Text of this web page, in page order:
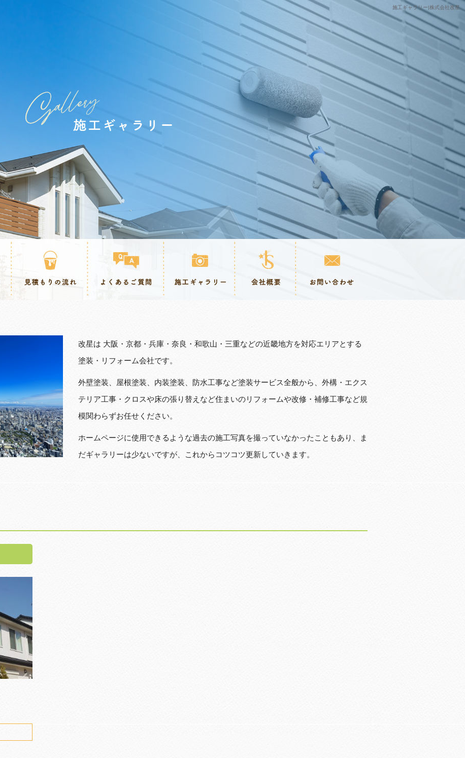
施工ギャラリー|株式会社改星
改星は 大阪・京都・兵庫・奈良・和歌山・三重などの近畿地方を対応エリアとする
塗装・リフォーム会社です。
外壁塗装、屋根塗装、内装塗装、防水工事など塗装サービス全般から、外構・エクス
テリア工事・クロスや床の張り替えなど住まいのリフォームや改修・補修工事など規
模関わらずお任せください。
ホームページに使用できるような過去の施工写真を撮っていなかったこともあり、ま
だギャラリーは少ないですが、これからコツコツ更新していきます。